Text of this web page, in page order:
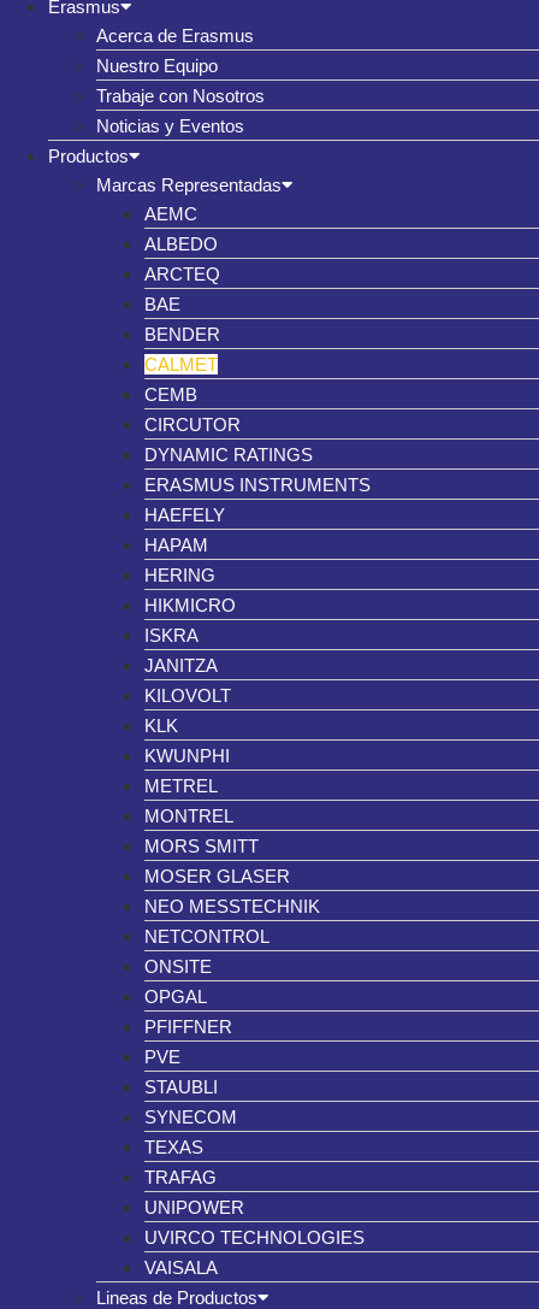
Erasmus
Acerca de Erasmus
Nuestro Equipo
Trabaje con Nosotros
Noticias y Eventos
Productos
Marcas Representadas
AEMC
ALBEDO
ARCTEQ
BAE
BENDER
CALMET
CEMB
CIRCUTOR
DYNAMIC RATINGS
ERASMUS INSTRUMENTS
HAEFELY
HAPAM
HERING
HIKMICRO
ISKRA
JANITZA
KILOVOLT
KLK
KWUNPHI
METREL
MONTREL
MORS SMITT
MOSER GLASER
NEO MESSTECHNIK
NETCONTROL
ONSITE
OPGAL
PFIFFNER
PVE
STAUBLI
SYNECOM
TEXAS
TRAFAG
UNIPOWER
UVIRCO TECHNOLOGIES
VAISALA
Lineas de Productos